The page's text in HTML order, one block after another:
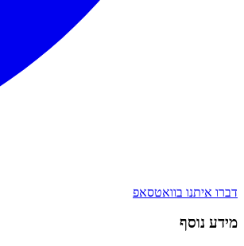
דברו איתנו בוואטסאפ
מידע נוסף